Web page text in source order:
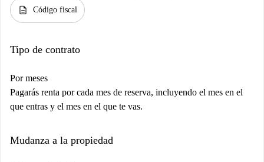
description Código fiscal
Tipo de contrato
Por meses
Pagarás renta por cada mes de reserva, incluyendo el mes en el
que entras y el mes en el que te vas.
Mudanza a la propiedad